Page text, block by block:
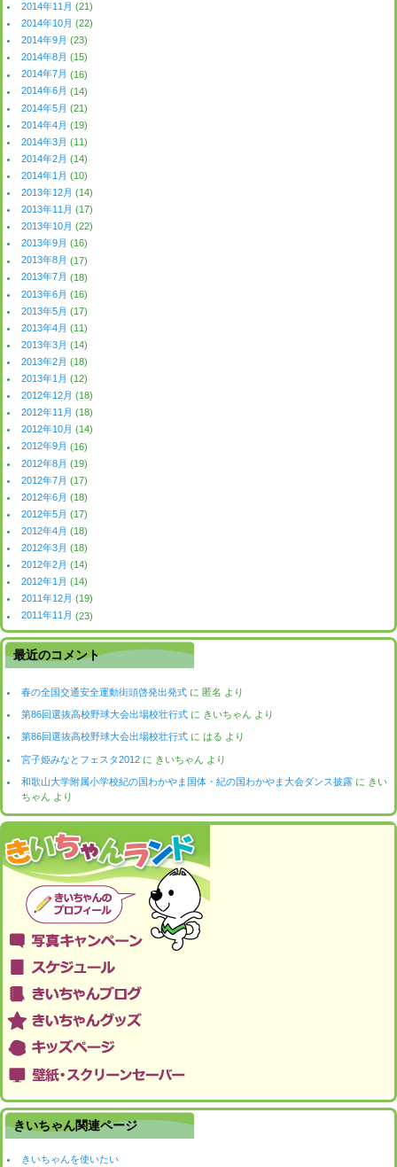
2014年11月 (21)
2014年10月 (22)
2014年9月 (23)
2014年8月 (15)
2014年7月 (16)
2014年6月 (14)
2014年5月 (21)
2014年4月 (19)
2014年3月 (11)
2014年2月 (14)
2014年1月 (10)
2013年12月 (14)
2013年11月 (17)
2013年10月 (22)
2013年9月 (16)
2013年8月 (17)
2013年7月 (18)
2013年6月 (16)
2013年5月 (17)
2013年4月 (11)
2013年3月 (14)
2013年2月 (18)
2013年1月 (12)
2012年12月 (18)
2012年11月 (18)
2012年10月 (14)
2012年9月 (16)
2012年8月 (19)
2012年7月 (17)
2012年6月 (18)
2012年5月 (17)
2012年4月 (18)
2012年3月 (18)
2012年2月 (14)
2012年1月 (14)
2011年12月 (19)
2011年11月 (23)
最近のコメント
春の全国交通安全運動街頭啓発出発式 に匿名 より
第86回選抜高校野球大会出場校壮行式 に きいちゃん より
第86回選抜高校野球大会出場校壮行式 にはる より
宮子姫みなとフェスタ2012 に きいちゃん より
和歌山大学附属小学校紀の国わかやま国体・紀の国わかやま大会ダンス披露 に きい
ちゃん より
きいちゃん関連ページ
きいちゃんを使いたい